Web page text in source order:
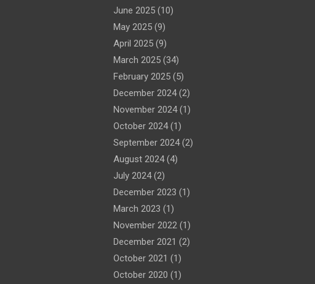
June 2025(10)
May 2025(9)
April 2025(9)
March 2025(34)
February 2025(5)
December 2024(2)
November 2024(1)
October 2024(1)
September 2024(2)
August 2024(4)
July 2024(2)
December 2023 (1)
March 2023 (1)
November 2022(1)
December 2021 (2)
October 2021 (1)
October 2020 (1)